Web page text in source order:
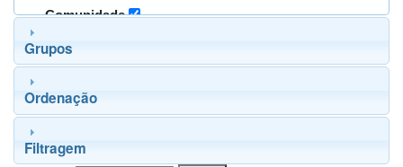
Comunidade
Grupos
Ordenação
Filtragem